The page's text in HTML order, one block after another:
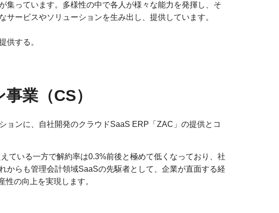
集っています。多様性の中で各人が様々な能力を発揮し、そ
ービスやソリューションを生み出し、提供しています。
供する。
業（CS）
ョンに、自社開発のクラウドSaaS ERP「ZAC」の提供とコ
ている一方で解約率は0.3%前後と極めて低くなっており、社
からも管理会計領域SaaSの先駆者として、企業が直面する経
の向上を実現します。